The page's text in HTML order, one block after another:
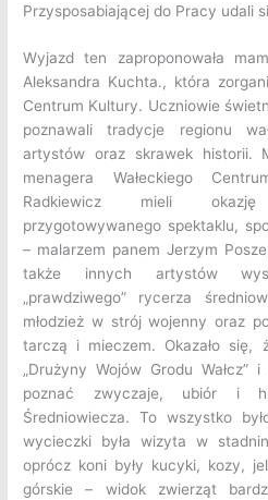
Przysposabiającej do Pracy udali
Wyjazd ten zaproponowała
Aleksandra Kuchta., która
Centrum Kultury. Uczniowie
poznawali tradycje regionu
artystów oraz skrawek historii.
menagera Wałeckiego
Radkiewicz mieli
przygotowywanego spektaklu,
– malarzem panem Jerzym
także innych artystów
„prawdziwego” rycerza
młodzież w strój wojenny oraz
tarczą i mieczem. Okazało się,
„Drużyny Wojów Grodu Wałcz”
poznać zwyczaje, ubiór i
Średniowiecza. To wszystko
wycieczki była wizyta w
oprócz koni były kucyki, kozy,
górskie – widok zwierząt